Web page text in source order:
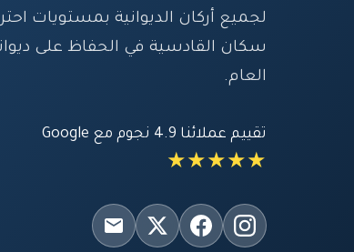
لجميع أركان الديوانية بمستويات
سكان القادسية في الحفاظ على
العام.
تقييم عملائنا 4.9 نجوم مع Google
★★★★★